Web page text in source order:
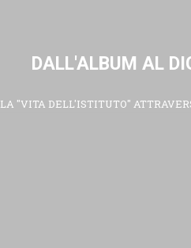
DALL'ALBUM AL
LA "VITA DELL'ISTITUTO"